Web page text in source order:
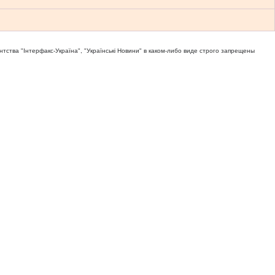
"Iнтерфакс-Україна", "Українськi Новини" в каком-либо виде строго запрещены